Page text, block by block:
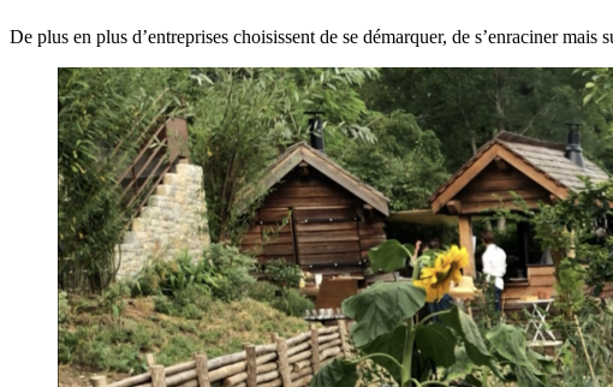
De plus en plus d’entreprises choisissent de se démarquer, de s’enraciner